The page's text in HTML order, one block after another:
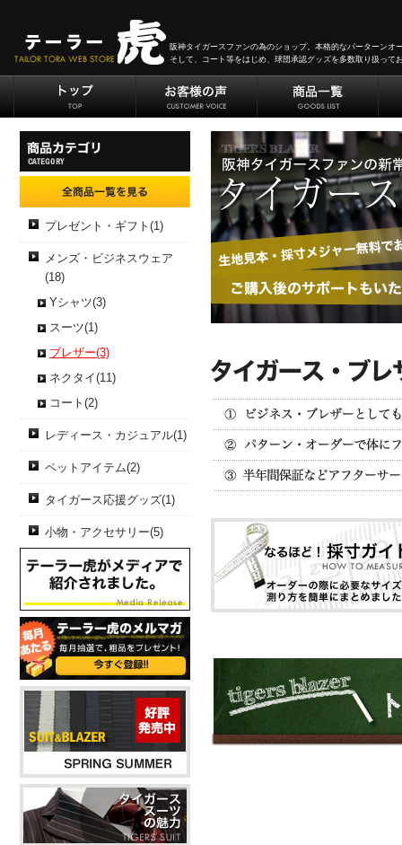
阪神タイガースファンの為のショップ。本格的なパーターンオ
そして、コート等をはじめ、球団承認グッズを多数取り扱って
プレゼント・ギフト(1)
メンズ・ビジネスウェア
(18)
Yシャツ(3)
スーツ(1)
ブレザー(3)
ネクタイ(11)
コート(2)
レディース・カジュアル(1)
ペットアイテム(2)
タイガース応援グッズ(1)
小物・アクセサリー(5)